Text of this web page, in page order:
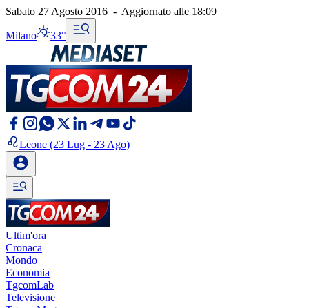
Sabato 27 Agosto 2016 - Aggiornato alle 18:09
Milano 33°
Leone (23 Lug - 23 Ago)
Ultim'ora
Cronaca
Mondo
Economia
TgcomLab
Televisione